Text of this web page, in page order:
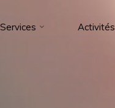
Services Activités